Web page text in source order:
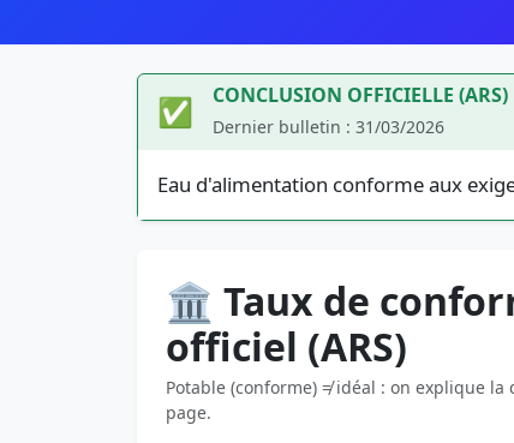
✅ CONCLUSION OFFICIELLE (ARS)
Dernier bulletin : 31/03/2026
Eau d'alimentation conforme aux
🏛️ Taux de
officiel (ARS)
Potable (conforme) ≠ idéal : on explique
page.